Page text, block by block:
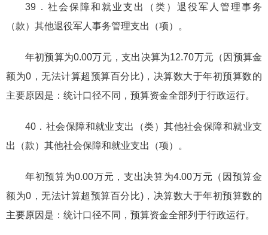
39．社会保障和就业支出（类）退役军人管理事务
（款）其他退役军人事务管理支出（项）。
年初预算为0.00万元，支出决算为12.70万元（因预算金
额为0，无法计算超预算百分比)，决算数大于年初预算数的
主要原因是：统计口径不同，预算资金全部列于行政运行。
40．社会保障和就业支出（类）其他社会保障和就业支
出（款）其他社会保障和就业支出（项）。
年初预算为0.00万元，支出决算为4.00万元（因预算金
额为0，无法计算超预算百分比)，决算数大于年初预算数的
主要原因是：统计口径不同，预算资金全部列于行政运行。